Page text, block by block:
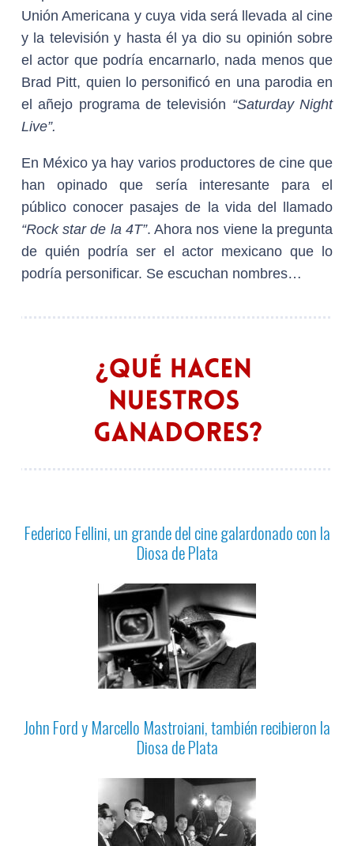
Unión Americana y cuya vida será llevada al cine
y la televisión y hasta él ya dio su opinión sobre
el actor que podría encarnarlo, nada menos que
Brad Pitt, quien lo personificó en una parodia en
el añejo programa de televisión “Saturday Night
Live”.
En México ya hay varios productores de cine que
han opinado que sería interesante para el
público conocer pasajes de la vida del llamado
“Rock star de la 4T”. Ahora nos viene la pregunta
de quién podría ser el actor mexicano que lo
podría personificar. Se escuchan nombres…
Federico Fellini, un grande del cine galardonado con la
Diosa de Plata
John Ford y Marcello Mastroiani, también recibieron la
Diosa de Plata